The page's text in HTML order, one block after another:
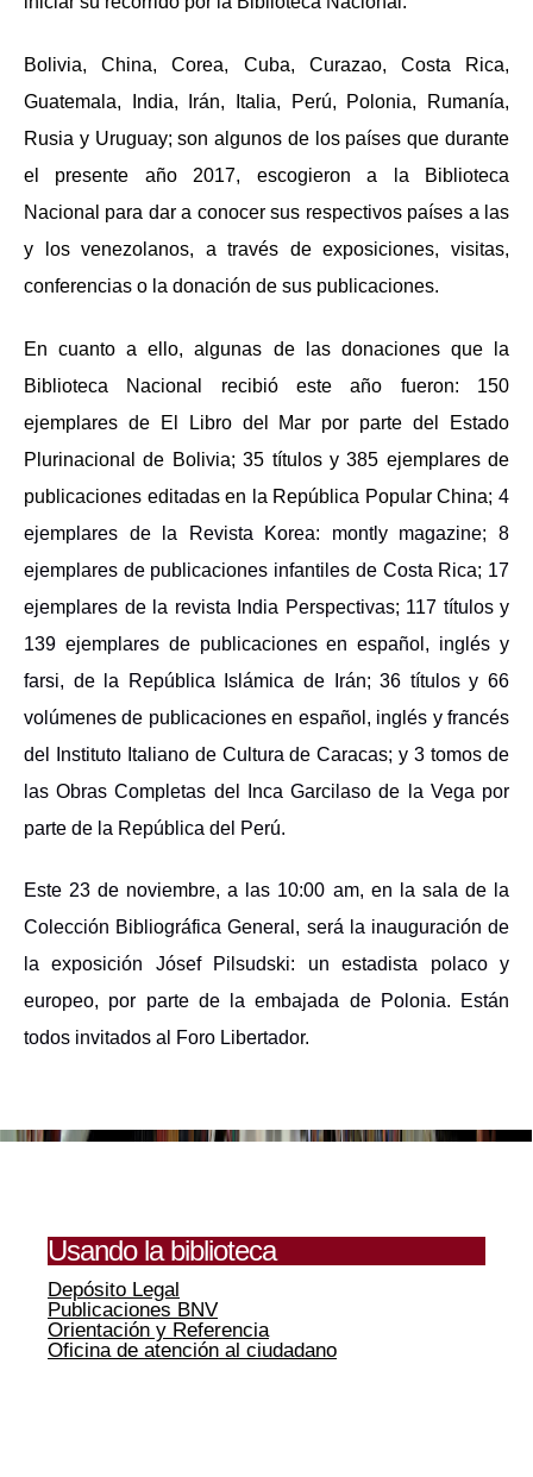
Bolivia, China, Corea, Cuba, Curazao, Costa Rica,
Guatemala, India, Irán, Italia, Perú, Polonia, Rumanía,
Rusia y Uruguay; son algunos de los países que durante
el presente año 2017, escogieron a la Biblioteca
Nacional para dar a conocer sus respectivos países a las
y los venezolanos, a través de exposiciones, visitas,
conferencias o la donación de sus publicaciones.
En cuanto a ello, algunas de las donaciones que la
Biblioteca Nacional recibió este año fueron: 150
ejemplares de El Libro del Mar por parte del Estado
Plurinacional de Bolivia; 35 títulos y 385 ejemplares de
publicaciones editadas en la República Popular China; 4
ejemplares de la Revista Korea: montly magazine; 8
ejemplares de publicaciones infantiles de Costa Rica; 17
ejemplares de la revista India Perspectivas; 117 títulos y
139 ejemplares de publicaciones en español, inglés y
farsi, de la República Islámica de Irán; 36 títulos y 66
volúmenes de publicaciones en español, inglés y francés
del Instituto Italiano de Cultura de Caracas; y 3 tomos de
las Obras Completas del Inca Garcilaso de la Vega por
parte de la República del Perú.
Este 23 de noviembre, a las 10:00 am, en la sala de la
Colección Bibliográfica General, será la inauguración de
la exposición Jósef Pilsudski: un estadista polaco y
europeo, por parte de la embajada de Polonia. Están
todos invitados al Foro Libertador.
Usando la biblioteca
Depósito Legal
Publicaciones BNV
Orientación y Referencia
Oficina de atención al ciudadano